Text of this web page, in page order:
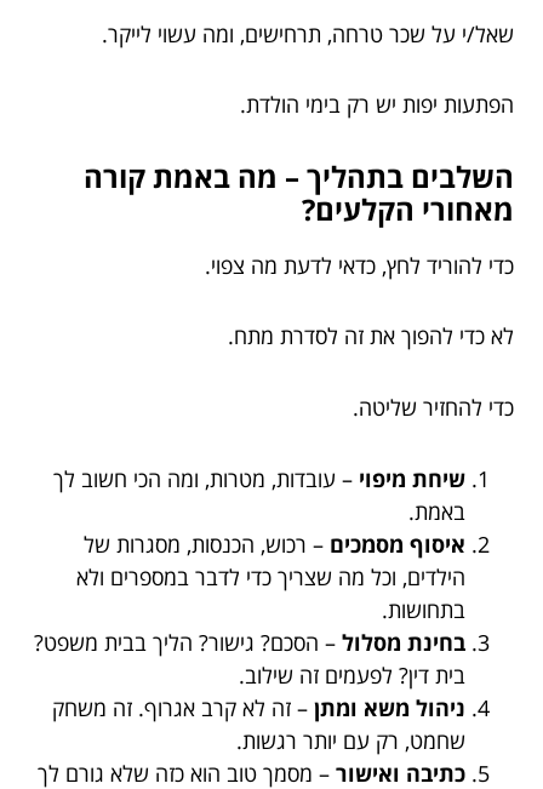
שאל/י על שכר טרחה, תרחישים, ומה עשוי לייקר.
הפתעות יפות יש רק בימי הולדת.
השלבים בתהליך – מה באמת קורה
מאחורי הקלעים?
כדי להוריד לחץ, כדאי לדעת מה צפוי.
לא כדי להפוך את זה לסדרת מתח.
כדי להחזיר שליטה.
שיחת מיפוי – עובדות, מטרות, ומה הכי חשוב לך
באמת.
איסוף מסמכים – רכוש, הכנסות, מסגרות של
הילדים, וכל מה שצריך כדי לדבר במספרים ולא
בתחושות.
בחינת מסלול – הסכם? גישור? הליך בבית משפט?
בית דין? לפעמים זה שילוב.
ניהול משא ומתן – זה לא קרב אגרוף. זה משחק
שחמט, רק עם יותר רגשות.
כתיבה ואישור – מסמך טוב הוא כזה שלא גורם לך